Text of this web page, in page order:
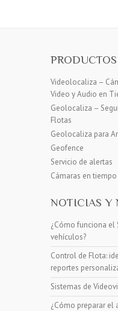
Videolocaliza –
Video y Audio en
Geolocaliza –
Flotas
Geolocaliza para
Geofence
Servicio de alertas
Cámaras en
NOTICIAS Y
¿Cómo funciona el
vehículos?
Control de Flota:
reportes
Sistemas de
¿Cómo preparar el